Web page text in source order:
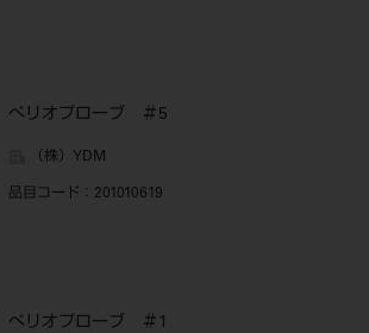
ぺリオプローブ ＃5
（株）YDM
品目コード ：201010619
ぺリオプローブ ＃1